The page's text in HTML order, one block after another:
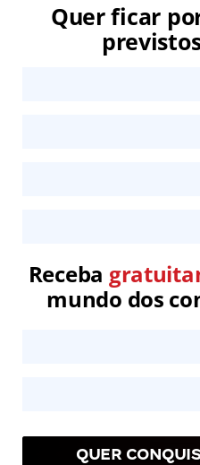
Quer ficar
Receba
mundo dos
QUER